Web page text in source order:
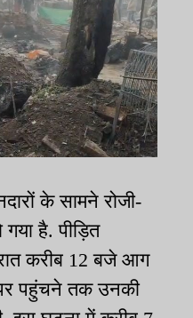
के सामने रोजी-
है. पीड़ित
करीब 12 बजे आग
पहुंचने तक उनकी